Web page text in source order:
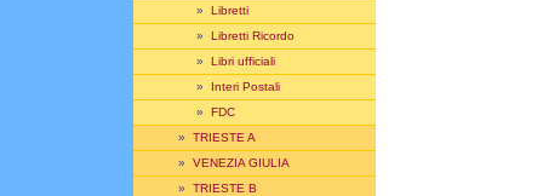
» Libretti
» Libretti Ricordo
» Libri ufficiali
» Interi Postali
» FDC
» TRIESTE A
» VENEZIA GIULIA
» TRIESTE B